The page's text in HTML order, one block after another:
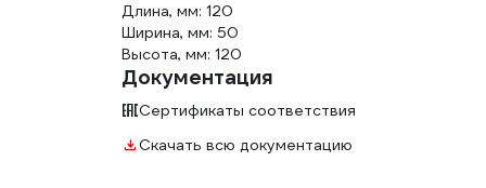
Длина, мм: 120
Ширина, мм: 50
Высота, мм: 120
Документация
Сертификаты соответствия
Скачать всю документацию